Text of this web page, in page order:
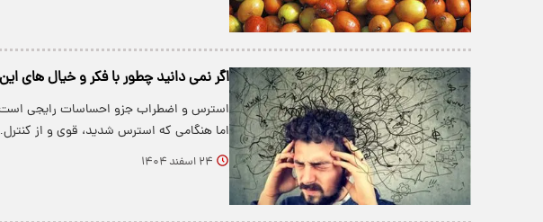
اگر نمی دانید چطور با فکر و خیال های
استرس و اضطراب جزو احساسات رایجی است
اما هنگامی که استرس شدید، قوی و از
۲۴ اسفند ۱۴۰۴